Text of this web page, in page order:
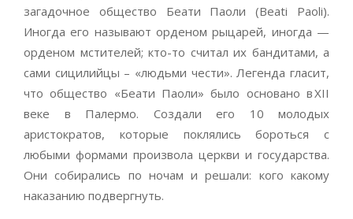
загадочное общество Беати Паоли (Beati Paoli).
Иногда его называют орденом рыцарей, иногда —
орденом мстителей; кто-то считал их бандитами, а
сами сицилийцы – «людьми чести». Легенда гласит,
что общество «Беати Паоли» было основано в XII
веке в Палермо. Создали его 10 молодых
аристократов, которые поклялись бороться с
любыми формами произвола церкви и государства.
Они собирались по ночам и решали: кого какому
наказанию подвергнуть.